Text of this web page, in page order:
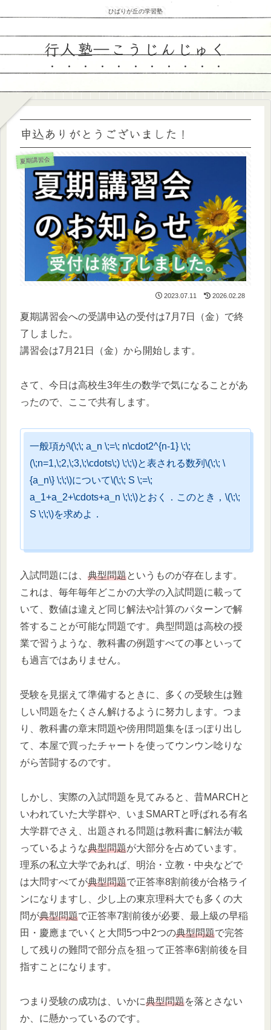
ひばりが丘の学習塾
行人塾―こうじんじゅく
申込ありがとうございました！
夏期講習会
2023.07.11 2026.02.28
夏期講習会への受講申込の受付は7月7日（金）で終
了しました。
講習会は7月21日（金）から開始します。
さて、今日は高校生3年生の数学で気になることがあ
ったので、ここで共有します。
一般項が\(\;\; a_n \;=\; n\cdot2^{n-1} \;\;
(\;n=1,\;2,\;3,\;\cdots\;) \;\;\)と表される数列\(\;\; \
{a_n\} \;\;\)について\(\;\; S \;=\;
a_1+a_2+\cdots+a_n \;\;\)とおく．このとき，\(\;\;
S \;\;\)を求めよ．
入試問題には、 典型問題というものが存在します。
これは、毎年毎年どこかの大学の入試問題に載って
いて、数値は違えど同じ解法や計算のパターンで解
答することが可能な問題です。典型問題は高校の授
業で習うような、教科書の例題すべての事といって
も過言ではありません。
受験を見据えて準備するときに、多くの受験生は難
しい問題をたくさん解けるように努力します。つま
り、教科書の章末問題や傍用問題集をほっぽり出し
て、本屋で買ったチャートを使ってウンウン唸りな
がら苦闘するのです。
しかし、実際の入試問題を見てみると、昔MARCHと
いわれていた大学群や、いまSMARTと呼ばれる有名
大学群でさえ、出題される問題は教科書に解法が載
っているような典型問題が大部分を占めています。
理系の私立大学であれば、明治・立教・中央などで
は大問すべてが典型問題で正答率8割前後が合格ライ
ンになりますし、少し上の東京理科大でも多くの大
問が典型問題で正答率7割前後が必要、最上級の早稲
田・慶應までいくと大問5つ中2つの典型問題で完答
して残りの難問で部分点を狙って正答率6割前後を目
指すことになります。
つまり受験の成功は、いかに典型問題を落とさない
か、に懸かっているのです。